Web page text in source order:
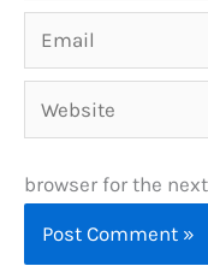
Email
Website
browser for the